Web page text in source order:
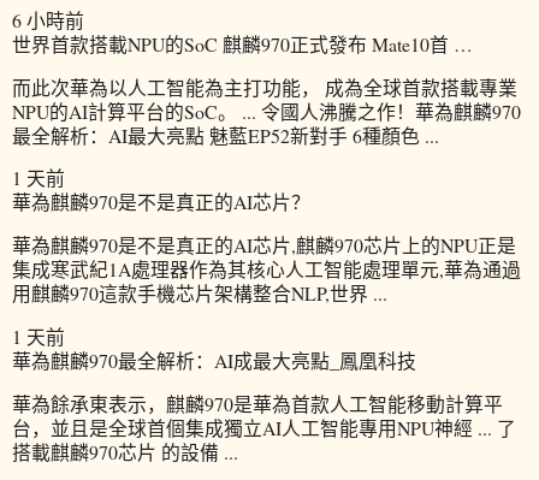
6 小時前
世界首款搭載NPU的SoC 麒麟970正式發布 Mate10首 …
而此次華為以人工智能為主打功能， 成為全球首款搭載專業
NPU的AI計算平台的SoC。 ... 令國人沸騰之作！華為麒麟970
最全解析：AI最大亮點 魅藍EP52新對手 6種顏色 ...
1 天前
華為麒麟970是不是真正的AI芯片？
華為麒麟970是不是真正的AI芯片,麒麟970芯片上的NPU正是
集成寒武紀1A處理器作為其核心人工智能處理單元,華為通過
用麒麟970這款手機芯片架構整合NLP,世界 ...
1 天前
華為麒麟970最全解析：AI成最大亮點_鳳凰科技
華為餘承東表示，麒麟970是華為首款人工智能移動計算平
台，並且是全球首個集成獨立AI人工智能專用NPU神經 ... 了
搭載麒麟970芯片 的設備 ...